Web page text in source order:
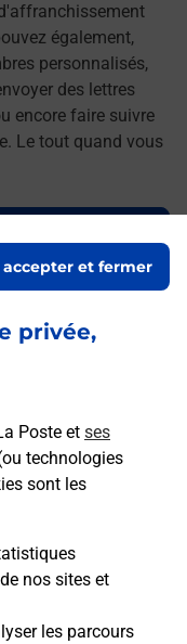
privée,
Poste et ses
technologies
sont les
nos sites et
les parcours
accepter et fermer
également,
personnalisés,
des lettres
encore faire suivre
Le tout quand vous